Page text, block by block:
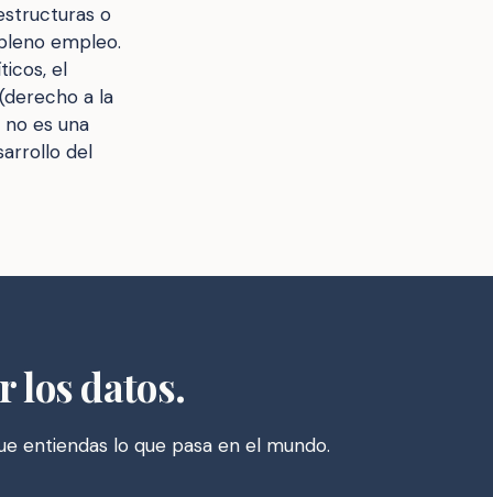
o
empleo.
el
a la
es una
del
los datos.
entiendas lo que pasa en el mundo.